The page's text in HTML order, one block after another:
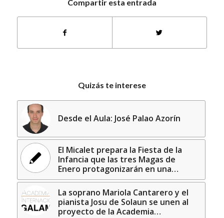
Compartir esta entrada
Quizás te interese
Desde el Aula: José Palao Azorín
El Micalet prepara la Fiesta de la
Infancia que las tres Magas de
Enero protagonizarán en una…
La soprano Mariola Cantarero y el
pianista Josu de Solaun se unen al
proyecto de la Academia…